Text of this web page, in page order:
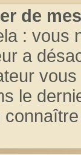
de
: vous
a
le